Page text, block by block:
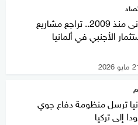
الأدنى منذ 2009.. تراجع مشاريع
الأجنبي في ألمانيا
2026
ترسل منظومة دفاع جوي
إلى تركيا